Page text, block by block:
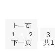
上一页
1
2 3
下一页
共